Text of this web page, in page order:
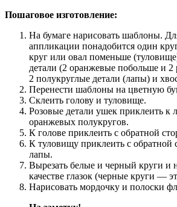
Пошаговое изготовление:
На бумаге нарисовать шаблоны.
аппликации понадобится один
круг или овал поменьше
детали (2 оранжевые побольше и
2 полукруглые детали (лапы) и
Перенести шаблоны на цветную
Склеить голову и туловище.
Розовые детали ушек приклеить к
оранжевых полукругов.
К голове приклеить с обратной
К туловищу приклеить с обратной
лапы.
Вырезать белые и черный круги и
качестве глазок (черные круги —
Нарисовать мордочку и полоски